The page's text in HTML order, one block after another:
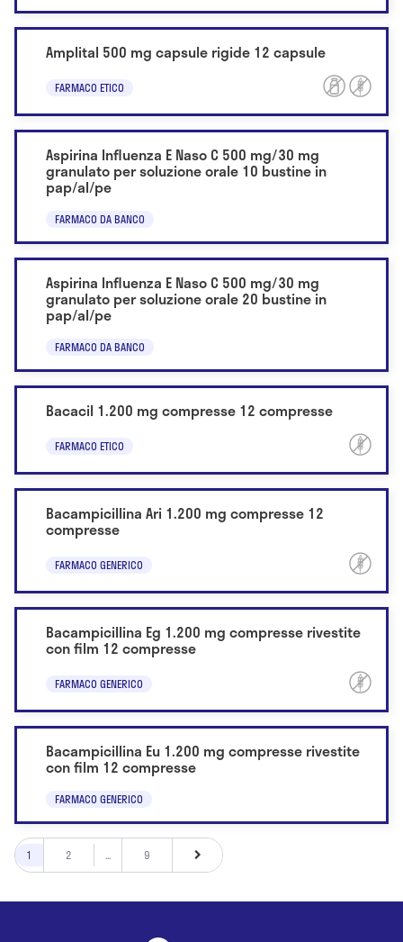
Amplital 500 mg capsule rigide 12 capsule
FARMACO ETICO
Aspirina Influenza E Naso C 500 mg/30 mg
granulato per soluzione orale 10 bustine in
pap/al/pe
FARMACO DA BANCO
Aspirina Influenza E Naso C 500 mg/30 mg
granulato per soluzione orale 20 bustine in
pap/al/pe
FARMACO DA BANCO
Bacacil 1.200 mg compresse 12 compresse
FARMACO ETICO
Bacampicillina Ari 1.200 mg compresse 12
compresse
FARMACO GENERICO
Bacampicillina Eg 1.200 mg compresse rivestite
con film 12 compresse
FARMACO GENERICO
Bacampicillina Eu 1.200 mg compresse rivestite
con film 12 compresse
FARMACO GENERICO
1 2 ... 9